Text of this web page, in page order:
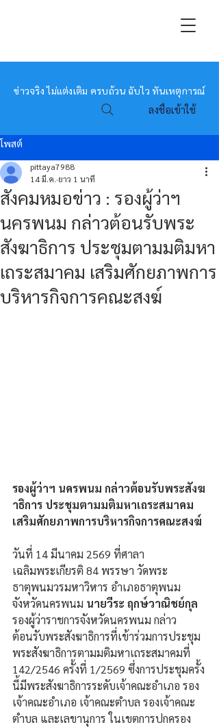
หมอข่าว
ข่าวจริง ไม่แต่งเติม ครบถ้วน ฉับไว ทันเหตุการณ์
ลงชื่อเข้าใช้
โพสต์
สังคมหมอข่าว : รองผู้ว่าฯ
นครพนม กล่าวต้อนรับพระ
สังฆาธิการ ประชุมตามมติมหา
เถระสมาคม เสริมศักยภาพการ
บริหารกิจการคณะสงฆ์
pittaya7988
14 มี.ค. ยาว 1 นาที
รองผู้ว่าฯ นครพนม กล่าวต้อนรับพระสังฆ
าธิการ ประชุมตามมติมหาเถระสมาคม
เสริมศักยภาพการบริหารกิจการคณะสงฆ์
วันที่ 14 มีนาคม 2569 ที่ศาลา
เฉลิมพระเกียรติ 84 พรรษา วัดพระ
ธาตุพนมวรมหาวิหาร อำเภอธาตุพนม
จังหวัดนครพนม นายวีระ ฤกษ์วาณิชย์กุล
รองผู้ว่าราชการจังหวัดนครพนม กล่าว
ต้อนรับพระสังฆาธิการที่เข้าร่วมการประชุม
พระสังฆาธิการตามมติมหาเถระสมาคมที่
142/2546 ครั้งที่ 1/2569 ซึ่งการประชุมครั้ง
นี้มีพระสังฆาธิการระดับเจ้าคณะอำเภอ รอง
เจ้าคณะอำเภอ เจ้าคณะตำบล รองเจ้าคณะ
ตำบล และเลขานุการ ในเขตการปกครอง